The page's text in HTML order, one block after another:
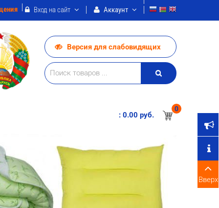
Аккаунт
Вход на сайт
Версия для слабовидящих
0
: 0.00 pуб.
Вверх